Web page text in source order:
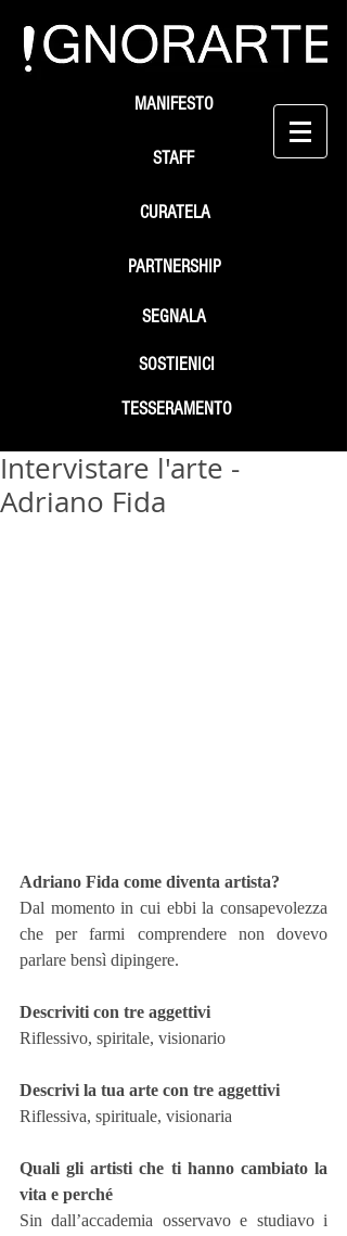
STAFF
SEGNALA
SOSTIENICI
MANIFESTO
PARTNERSHIP
TESSERAMENTO
CURATELA
Intervistare l'arte -
Adriano Fida
Adriano Fida come diventa artista?
Dal momento in cui ebbi la consapevolezza
che per farmi comprendere non dovevo
parlare bensì dipingere.
Descriviti con tre aggettivi
Riflessivo, spiritale, visionario
Descrivi la tua arte con tre aggettivi
Riflessiva, spirituale, visionaria
Quali gli artisti che ti hanno cambiato la
vita e perché
Sin dall’accademia osservavo e studiavo i